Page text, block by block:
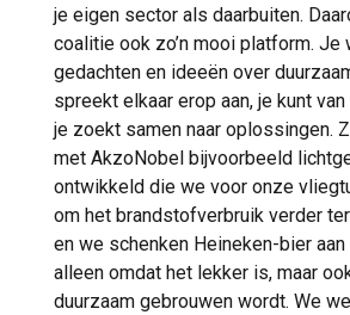
je eigen sector als daarbuiten.
coalitie ook zo’n mooi platform.
gedachten en ideeën over
spreekt elkaar erop aan, je kunt
je zoekt samen naar oplossingen.
met AkzoNobel bijvoorbeeld
ontwikkeld die we voor onze
om het brandstofverbruik verder
en we schenken Heineken-bier
alleen omdat het lekker is, maar
duurzaam gebrouwen wordt. We